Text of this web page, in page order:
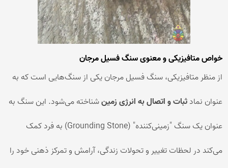
خواص متافیزیکی و معنوی سنگ فسیل مرجان
از منظر متافیزیکی، سنگ فسیل مرجان یکی از سنگ‌هایی است که به
عنوان نمادثبات و اتصال به انرژی زمینشناخته می‌شود. این سنگ به
عنوان یک سنگ "زمینی‌کننده" (Grounding Stone) به فرد کمک
می‌کند در لحظات تغییر و تحولات زندگی، آرامش و تمرکز ذهنی خود را